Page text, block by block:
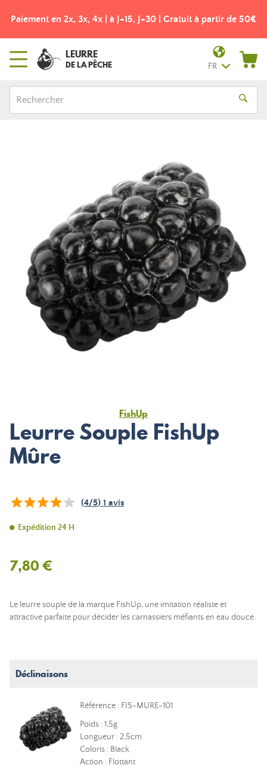
Paiement en 2x, 3x, 4x | à J+15, J+30 | Gratuit à partir de 50€
LEURRE
DE LA PÊCHE FR
FishUp
Leurre Souple FishUp
Mûre
(4/5) 1 avis
Expédition 24 H
7,80 €
Le leurre souple de la marque FishUp, une imitation réaliste et
attractive parfaite pour décider les carnassiers méfiants en eau douce.
Déclinaisons
Référence : FIS-MURE-101
Poids : 1,5g
Longueur : 2,5cm
Coloris : Black
Action : Flottant